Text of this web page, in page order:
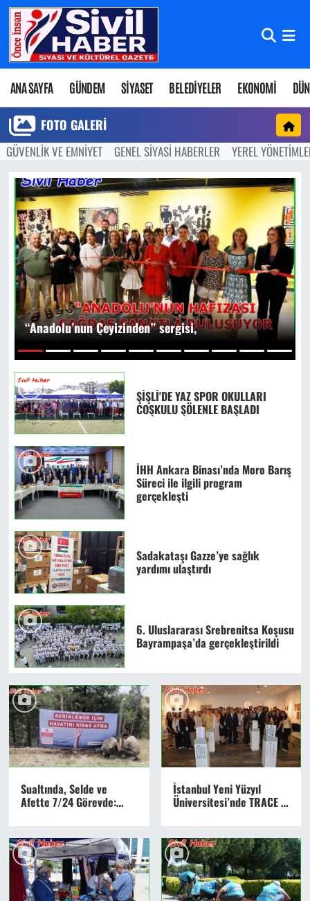
ANA SAYFA GÜNDEM SİYASET BELEDİYELER EKONOMİ
FOTO GALERI
GÜVENLİK VE EMNİYET GENEL SİYASİ HABERLER YEREL
“Anadolu’nun Çeyizinden” sergisi,
1 2 3 4 5 6 7 8 9 10
ŞİŞLİ'DE YAZ SPOR OKULLARI
COŞKULU ŞÖLENLE BAŞLADI
İHH Ankara Binası’nda Moro Barış
Süreci ile ilgili program
gerçekleşti
Sadakataşı Gazze’ye sağlık
yardımı ulaştırdı
6. Uluslararası Srebrenitsa Koşusu
Bayrampaşa’da gerçekleştirildi
Sualtında, Selde ve
Afette 7/24 Görevde:
İstanbul Yeni Yüzyıl
Üniversitesi’nde TRACE -
Nöbetçi Eczaneler
Hava Durumu
Namaz Vakitleri
Trafik Durumu
Süper Lig Puan Durumu ve Fikstür
Tüm Manşetler
Son Dakika Haberleri
Haber Arşivi